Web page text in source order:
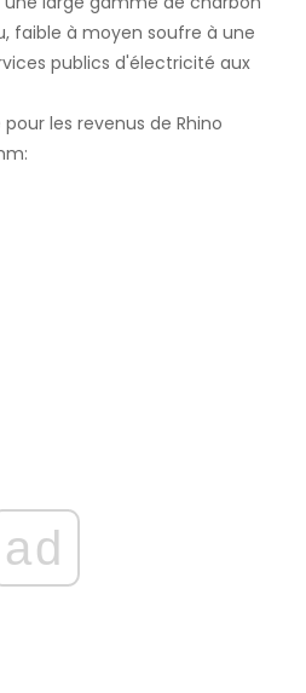
faible à moyen soufre à une
publics d'électricité aux
les revenus de Rhino
ad